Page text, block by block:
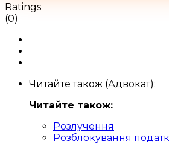
Ratings
(0)
Читайте також (Адвокат):
Читайте також:
Розлучення
Розблокування